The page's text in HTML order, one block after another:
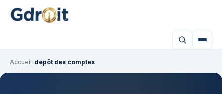
Accueil›dépôt des comptes